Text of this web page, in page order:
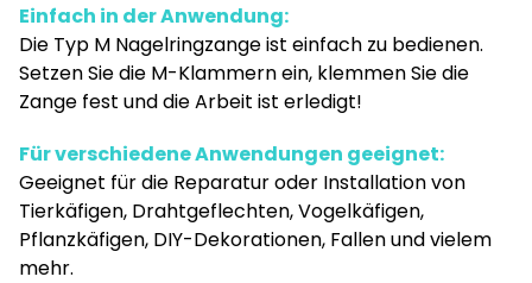
Einfach in der Anwendung:
Die Typ M Nagelringzange ist einfach zu bedienen.
Setzen Sie die M-Klammern ein, klemmen Sie die
Zange fest und die Arbeit ist erledigt!
Für verschiedene Anwendungen geeignet:
Geeignet für die Reparatur oder Installation von
Tierkäfigen, Drahtgeflechten, Vogelkäfigen,
Pflanzkäfigen, DIY-Dekorationen, Fallen und vielem
mehr.